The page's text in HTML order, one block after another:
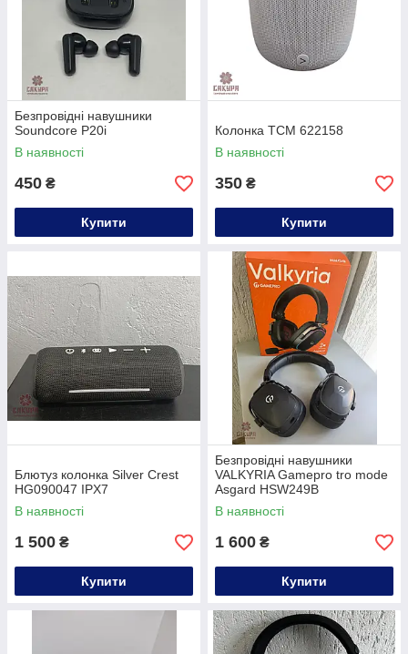
Безпровідні навушники
Soundcore P20i
В наявності
450 ₴
Купити
Колонка TCM 622158
В наявності
350 ₴
Купити
Блютуз колонка Silver Crest
HG090047 IPX7
В наявності
1 500 ₴
Купити
Безпровідні навушники
VALKYRIA Gamepro tro mode
Asgard HSW249B
В наявності
1 600 ₴
Купити